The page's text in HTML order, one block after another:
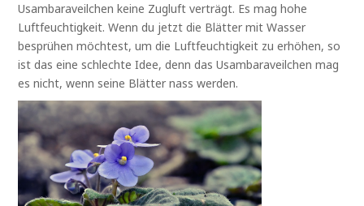
Usambaraveilchen keine Zugluft verträgt. Es mag hohe
Luftfeuchtigkeit. Wenn du jetzt die Blätter mit Wasser
besprühen möchtest, um die Luftfeuchtigkeit zu erhöhen, so
ist das eine schlechte Idee, denn das Usambaraveilchen mag
es nicht, wenn seine Blätter nass werden.